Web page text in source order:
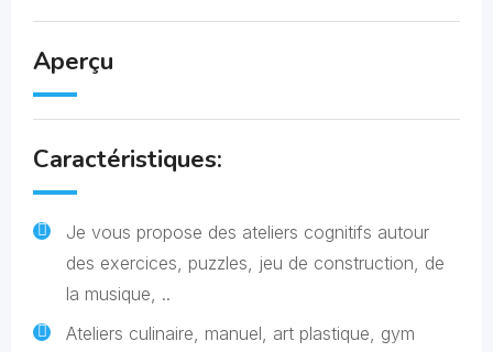
Aperçu
Caractéristiques:
Je vous propose des ateliers cognitifs autour
des exercices, puzzles, jeu de construction, de
la musique, ..
Ateliers culinaire, manuel, art plastique, gym